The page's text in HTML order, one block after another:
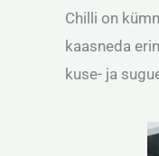
Chilli on
kaasneda
kuse- ja